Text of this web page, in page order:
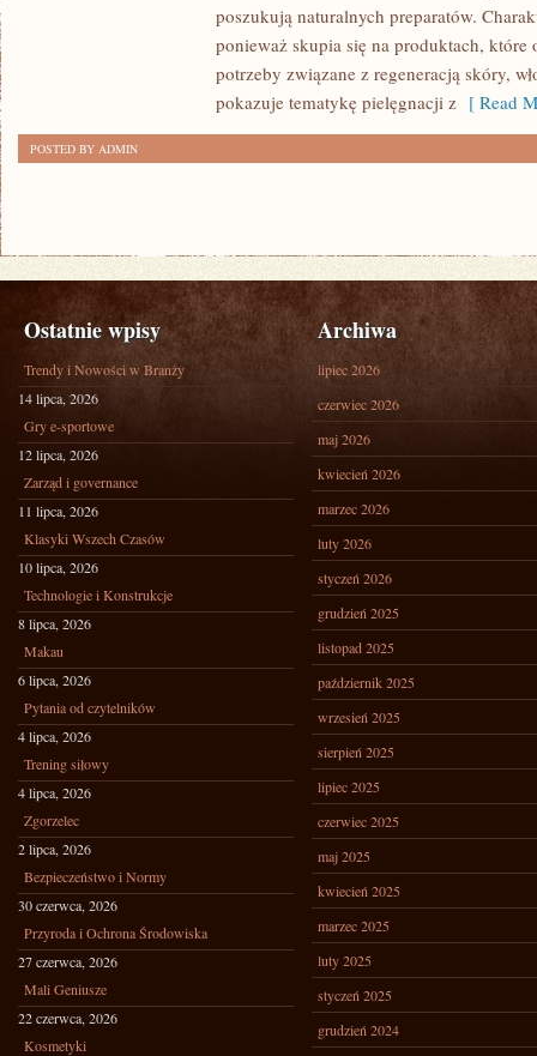
poszukują naturalnych preparatów.
ponieważ skupia się na produktach, które
potrzeby związane z regeneracją skóry,
pokazuje tematykę pielęgnacji z [ Read
POSTED BY ADMIN
Ostatnie wpisy
Trendy i Nowości w Branży
14 lipca, 2026
Gry e-sportowe
12 lipca, 2026
Zarząd i governance
11 lipca, 2026
Klasyki Wszech Czasów
10 lipca, 2026
Technologie i Konstrukcje
8 lipca, 2026
Makau
6 lipca, 2026
Pytania od czytelników
4 lipca, 2026
Trening siłowy
4 lipca, 2026
Zgorzelec
2 lipca, 2026
Bezpieczeństwo i Normy
30 czerwca, 2026
Przyroda i Ochrona Środowiska
27 czerwca, 2026
Mali Geniusze
22 czerwca, 2026
Kosmetyki
Archiwa
lipiec 2026
czerwiec 2026
maj 2026
kwiecień 2026
marzec 2026
luty 2026
styczeń 2026
grudzień 2025
listopad 2025
październik 2025
wrzesień 2025
sierpień 2025
lipiec 2025
czerwiec 2025
maj 2025
kwiecień 2025
marzec 2025
luty 2025
styczeń 2025
grudzień 2024